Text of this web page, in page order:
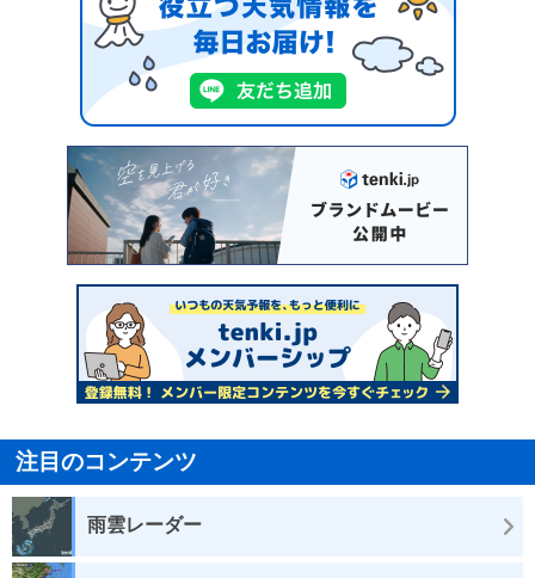
注目のコンテンツ
雨雲レーダー